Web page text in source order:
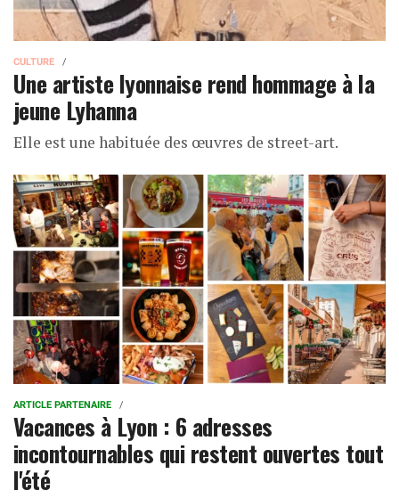
CULTURE
Une artiste lyonnaise rend hommage à la
jeune Lyhanna
Elle est une habituée des œuvres de street-art.
ARTICLE PARTENAIRE
Vacances à Lyon : 6 adresses
incontournables qui restent ouvertes tout
l'été